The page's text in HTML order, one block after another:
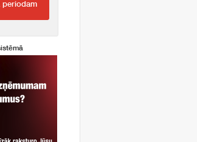
periodam